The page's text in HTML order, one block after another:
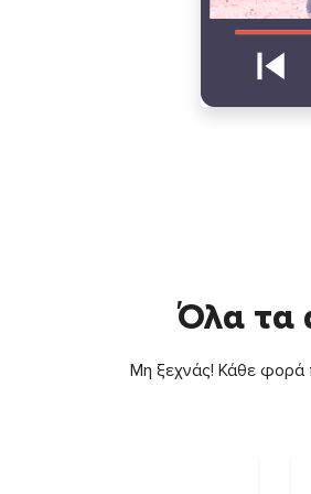
Όλα τα
Μη ξεχνάς! Κάθε φορά